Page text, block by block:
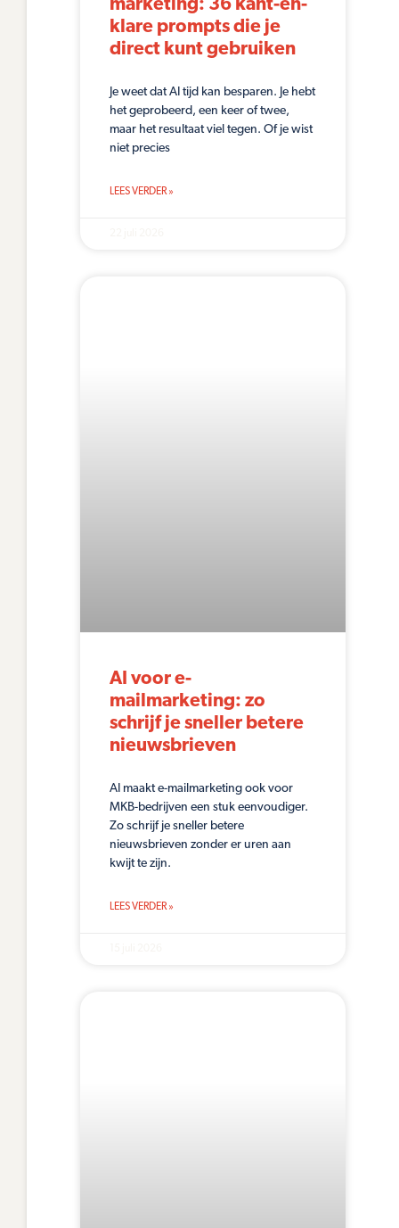
marketing: 36 kant-en-
klare prompts die je
direct kunt gebruiken
Je weet dat AI tijd kan besparen. Je hebt
het geprobeerd, een keer of twee,
maar het resultaat viel tegen. Of je wist
niet precies
LEES VERDER »
AI voor e-
mailmarketing: zo
schrijf je sneller betere
nieuwsbrieven
AI maakt e-mailmarketing ook voor
MKB-bedrijven een stuk eenvoudiger.
Zo schrijf je sneller betere
nieuwsbrieven zonder er uren aan
kwijt te zijn.
LEES VERDER »